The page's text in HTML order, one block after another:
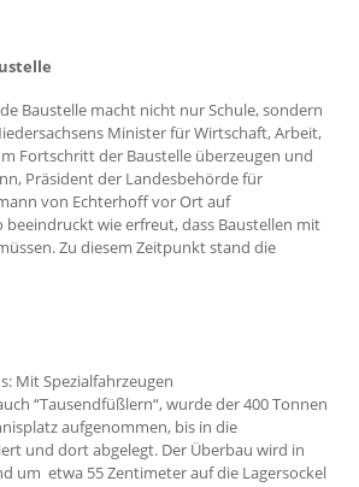
Baustelle macht nicht nur Schule, sondern
Minister für Wirtschaft, Arbeit,
Fortschritt der Baustelle überzeugen und
Präsident der Landesbehörde für
von Echterhoff vor Ort auf
wie erfreut, dass Baustellen mit
Zu diesem Zeitpunkt stand die
Mit Spezialfahrzeugen
“Tausendfüßlern“, wurde der 400 Tonnen
aufgenommen, bis in die
und dort abgelegt. Der Überbau wird in
um etwa 55 Zentimeter auf die Lagersockel